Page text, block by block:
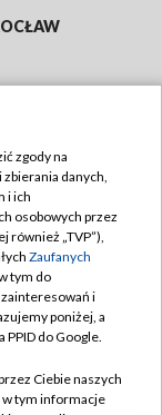
zgody na
danych,
i ich
osobowych przez
również „TVP”),
Zaufanych
tym do
i
poniżej, a
do Google.
Ciebie naszych
w tym informacje